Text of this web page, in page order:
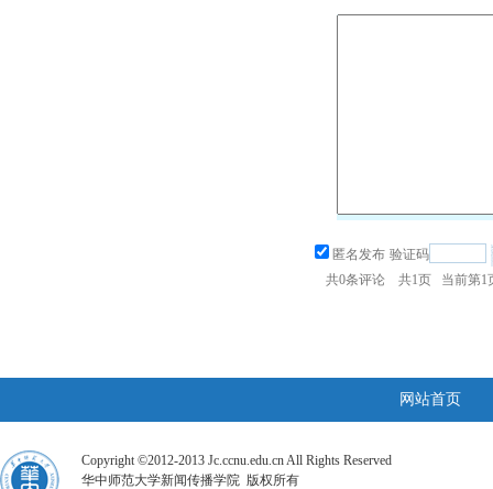
匿名发布 验证码
共0条评论 共1页 当前第1
网站首页
Copyright ©2012-2013 Jc.ccnu.edu.cn All Rights Reserved
华中师范大学新闻传播学院 版权所有